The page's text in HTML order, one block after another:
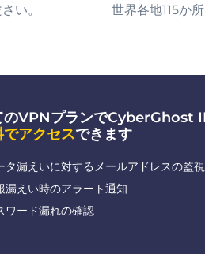
い。 世界各地115か
のVPNプランでCyberGhost
でアクセスできます
タ漏えいに対するメールアドレスの監視
漏えい時のアラート通知
ワード漏れの確認